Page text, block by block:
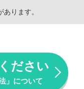
ります。
ださい
」について